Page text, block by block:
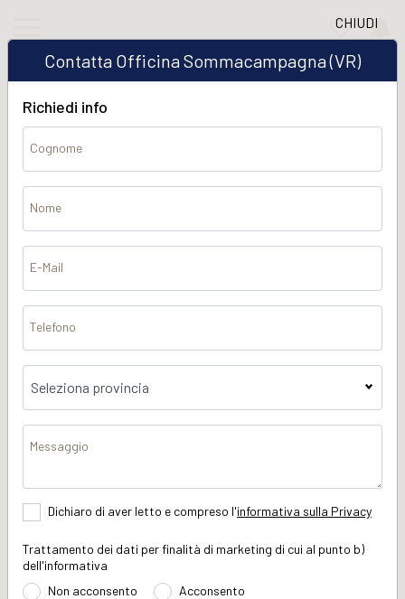
Home Sedi
Officina Sommacampagna (VR)
Via Cesarina 23
37066 Sommacampagna
L'officina veicoli commerciali Mercedes-Benz di Verona
Sommacampagnati mette a disposizionetecnici e meccanici
certificati Mercedes-Benz
Trivellato ti propone
consulenti tecnici dedicati
all'accettazioneche saranno a tua disposizione per qualsiasi
informazione o necessità.
CHIUDI
Contatta Officina Sommacampagna (VR)
Richiedi info
Cognome
Nome
E-Mail
Telefono
Messaggio
Dichiaro di aver letto e compreso l'informativa sulla Privacy
Trattamento dei dati per finalità di marketing di cui al punto b)
dell'informativa
Non acconsento
Acconsento